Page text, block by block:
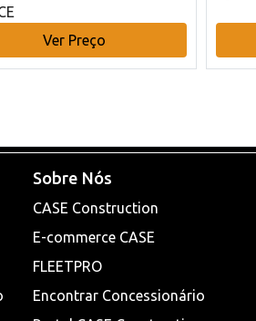
Ver Preço
Sobre Nós
CASE Construction
E-commerce CASE
FLEETPRO
Encontrar Concessionário